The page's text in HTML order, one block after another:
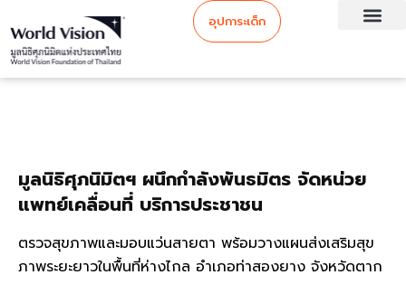
อุปการะเด็ก
มูลนิธิศุภนิมิตฯ ผนึกกำลังพันธมิตร จัดหน่วย
แพทย์เคลื่อนที่ บริการประชาชน
ตรวจสุขภาพและมอบแว่นสายตา พร้อมวางแผนส่งเสริมสุข
ภาพระยะยาวในพื้นที่ห่างไกล อำเภอท่าสองยาง จังหวัดตาก